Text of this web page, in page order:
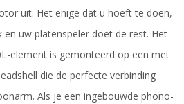
uit. Het enige dat u hoeft te doen,
en uw platenspeler doet de rest. Het
element is gemonteerd op een met
die de perfecte verbinding
Als je een ingebouwde phono-